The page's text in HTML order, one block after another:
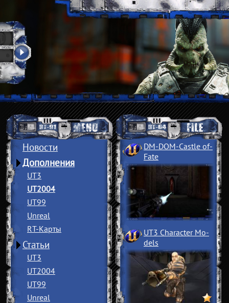
Новости
Дополнения
UT3
UT2004
UT99
Unreal
RT-Карты
Статьи
UT3
UT2004
UT99
Unreal
DM-DOM-Castle of­
Fate
UT3 Character Mo­
dels